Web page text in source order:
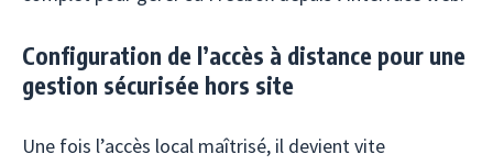
Configuration de l’accès à distance pour une
gestion sécurisée hors site
Une fois l’accès local maîtrisé, il devient vite